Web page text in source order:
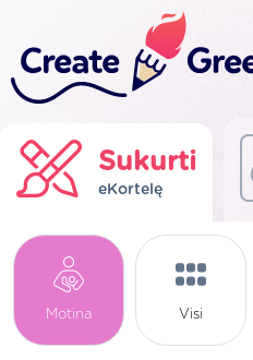
Sukurti
eKortelę
Motina Visi